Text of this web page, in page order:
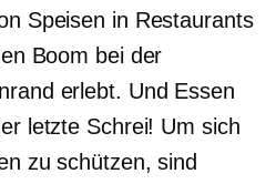
Speisen in Restaurants
Boom bei der
erlebt. Und Essen
letzte Schrei! Um sich
zu schützen, sind